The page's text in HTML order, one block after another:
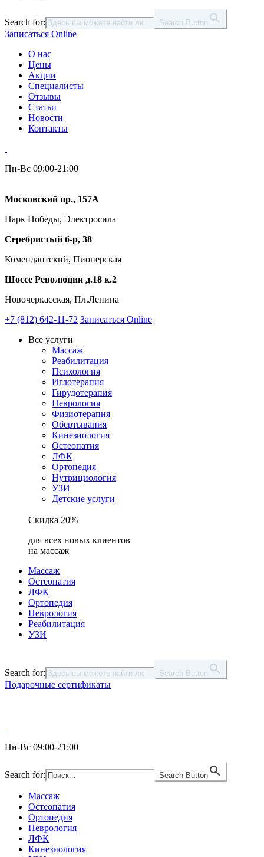
Search for: Search Button
Записаться Online
О нас
Цены
Акции
Специалисты
Отзывы
Статьи
Новости
Контакты
Пн-Вс 09:00-21:00
Московский пр., 157А
Парк Победы, Электросила
Серебристый б-р, 38
Комендантский, Пионерская
Шоссе Революции д.18 к.2
Новочеркасская, Пл.Ленина
+7 (812) 642-11-72 Записаться Online
Все услуги
Массаж
Реабилитация
Психология
Иглотерапия
Гирудотерапия
Неврология
Физиотерапия
Обертывания
Кинезиология
Остеопатия
ЛФК
Ортопедия
Нутрициология
УЗИ
Детские услуги
Скидка 20%
для всех новых клиентов
на массаж
Массаж
Остеопатия
ЛФК
Ортопедия
Неврология
Реабилитация
УЗИ
Search for: Search Button
Подарочные сертификаты
Пн-Вс 09:00-21:00
Search for: Search Button
Массаж
Остеопатия
Ортопедия
Неврология
ЛФК
Кинезиология